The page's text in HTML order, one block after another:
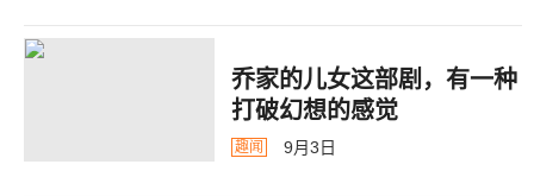
乔家的儿女这部剧，有一种
打破幻想的感觉
趣闻 9月3日